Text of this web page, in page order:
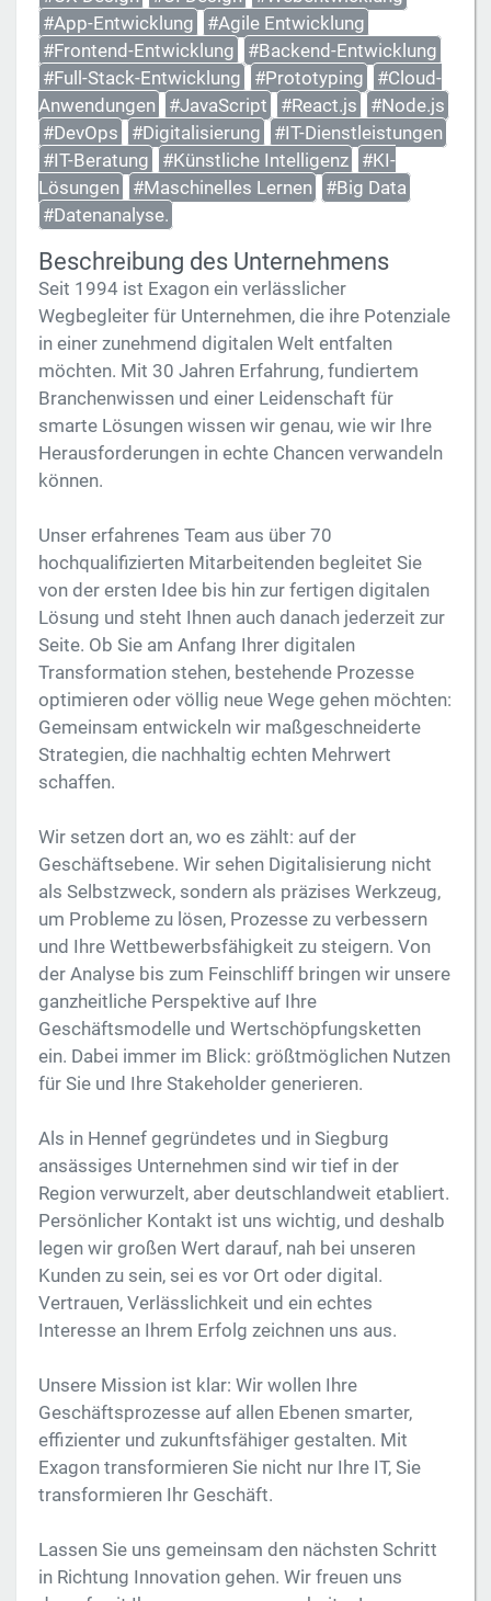
#App-Entwicklung
#Agile Entwicklung
#Frontend-Entwicklung
#Backend-Entwicklung
#Full-Stack-Entwicklung
#Prototyping
#Cloud-
Anwendungen
#JavaScript #React.js
#Node.js
#DevOps
#Digitalisierung
#IT-Dienstleistungen
#IT-Beratung
#Künstliche Intelligenz
#KI-
Lösungen
#Maschinelles Lernen
#Big Data
#Datenanalyse.
Beschreibung des Unternehmens
Seit 1994 ist Exagon ein verlässlicher
Wegbegleiter für Unternehmen, die ihre Potenziale
in einer zunehmend digitalen Welt entfalten
möchten. Mit 30 Jahren Erfahrung, fundiertem
Branchenwissen und einer Leidenschaft für
smarte Lösungen wissen wir genau, wie wir Ihre
Herausforderungen in echte Chancen verwandeln
können.
Unser erfahrenes Team aus über 70
hochqualifizierten Mitarbeitenden begleitet Sie
von der ersten Idee bis hin zur fertigen digitalen
Lösung und steht Ihnen auch danach jederzeit zur
Seite. Ob Sie am Anfang Ihrer digitalen
Transformation stehen, bestehende Prozesse
optimieren oder völlig neue Wege gehen möchten:
Gemeinsam entwickeln wir maßgeschneiderte
Strategien, die nachhaltig echten Mehrwert
schaffen.
Wir setzen dort an, wo es zählt: auf der
Geschäftsebene. Wir sehen Digitalisierung nicht
als Selbstzweck, sondern als präzises Werkzeug,
um Probleme zu lösen, Prozesse zu verbessern
und Ihre Wettbewerbsfähigkeit zu steigern. Von
der Analyse bis zum Feinschliff bringen wir unsere
ganzheitliche Perspektive auf Ihre
Geschäftsmodelle und Wertschöpfungsketten
ein. Dabei immer im Blick: größtmöglichen Nutzen
für Sie und Ihre Stakeholder generieren.
Als in Hennef gegründetes und in Siegburg
ansässiges Unternehmen sind wir tief in der
Region verwurzelt, aber deutschlandweit etabliert.
Persönlicher Kontakt ist uns wichtig, und deshalb
legen wir großen Wert darauf, nah bei unseren
Kunden zu sein, sei es vor Ort oder digital.
Vertrauen, Verlässlichkeit und ein echtes
Interesse an Ihrem Erfolg zeichnen uns aus.
Unsere Mission ist klar: Wir wollen Ihre
Geschäftsprozesse auf allen Ebenen smarter,
effizienter und zukunftsfähiger gestalten. Mit
Exagon transformieren Sie nicht nur Ihre IT, Sie
transformieren Ihr Geschäft.
Lassen Sie uns gemeinsam den nächsten Schritt
in Richtung Innovation gehen. Wir freuen uns